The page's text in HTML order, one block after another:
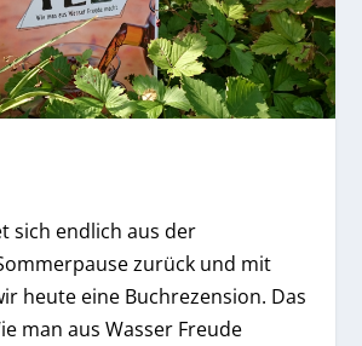
sich endlich aus der
zurück und mit
heute eine Buchrezension. Das
man aus Wasser Freude